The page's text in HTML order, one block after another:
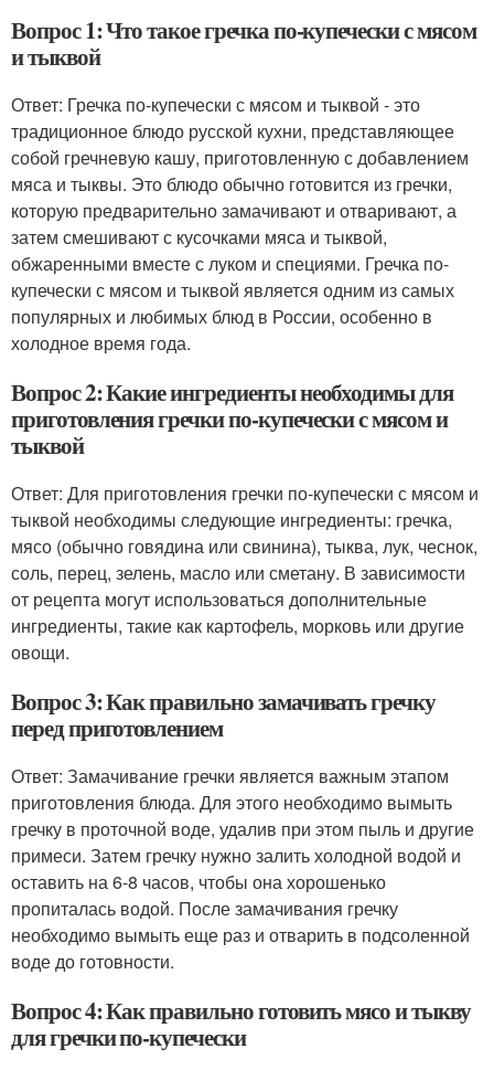
Вопрос 1: Что такое гречка по-купечески с мясом
и тыквой
Ответ: Гречка по-купечески с мясом и тыквой - это
традиционное блюдо русской кухни, представляющее
собой гречневую кашу, приготовленную с добавлением
мяса и тыквы. Это блюдо обычно готовится из гречки,
которую предварительно замачивают и отваривают, а
затем смешивают с кусочками мяса и тыквой,
обжаренными вместе с луком и специями. Гречка по-
купечески с мясом и тыквой является одним из самых
популярных и любимых блюд в России, особенно в
холодное время года.
Вопрос 2: Какие ингредиенты необходимы для
приготовления гречки по-купечески с мясом и
тыквой
Ответ: Для приготовления гречки по-купечески с мясом и
тыквой необходимы следующие ингредиенты: гречка,
мясо (обычно говядина или свинина), тыква, лук, чеснок,
соль, перец, зелень, масло или сметану. В зависимости
от рецепта могут использоваться дополнительные
ингредиенты, такие как картофель, морковь или другие
овощи.
Вопрос 3: Как правильно замачивать гречку
перед приготовлением
Ответ: Замачивание гречки является важным этапом
приготовления блюда. Для этого необходимо вымыть
гречку в проточной воде, удалив при этом пыль и другие
примеси. Затем гречку нужно залить холодной водой и
оставить на 6-8 часов, чтобы она хорошенько
пропиталась водой. После замачивания гречку
необходимо вымыть еще раз и отварить в подсоленной
воде до готовности.
Вопрос 4: Как правильно готовить мясо и тыкву
для гречки по-купечески